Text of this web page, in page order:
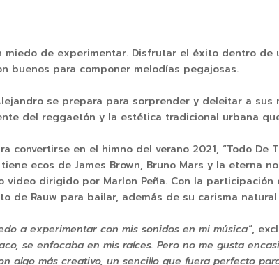
de experimentar. Disfrutar el éxito dentro
buenos para componer melodías pegajosas.
se prepara para sorprender y deleitar a sus
del reggaetón y la estética tradicional urbana
convertirse en el himno del verano 2021, “Todo
ecos de James Brown, Bruno Mars y la eterna
dirigido por Marlon Peña. Con la
de Rauw para bailar, además de su carisma
a experimentar con mis sonidos en mi música”,
se enfocaba en mis raíces. Pero no me gusta
algo más creativo, un sencillo que fuera perfecto